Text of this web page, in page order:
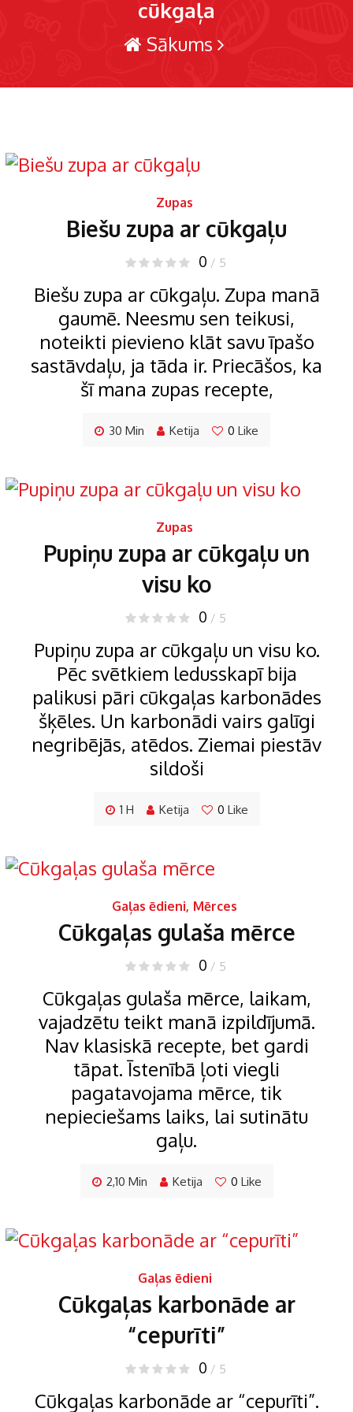
cūkgaļa
Sākums
Zupas
Biešu zupa ar cūkgaļu
0 / 5
Biešu zupa ar cūkgaļu. Zupa manā
gaumē. Neesmu sen teikusi,
noteikti pievieno klāt savu īpašo
sastāvdaļu, ja tāda ir. Priecāšos, ka
šī mana zupas recepte,
30 Min Ketija 0 Like
Zupas
Pupiņu zupa ar cūkgaļu un
visu ko
0 / 5
Pupiņu zupa ar cūkgaļu un visu ko.
Pēc svētkiem ledusskapī bija
palikusi pāri cūkgaļas karbonādes
šķēles. Un karbonādi vairs galīgi
negribējās, atēdos. Ziemai piestāv
sildoši
1 H Ketija 0 Like
Gaļas ēdieni, Mērces
Cūkgaļas gulaša mērce
0 / 5
Cūkgaļas gulaša mērce, laikam,
vajadzētu teikt manā izpildījumā.
Nav klasiskā recepte, bet gardi
tāpat. Īstenībā ļoti viegli
pagatavojama mērce, tik
nepieciešams laiks, lai sutinātu
gaļu.
2,10 Min Ketija 0 Like
Gaļas ēdieni
Cūkgaļas karbonāde ar
“cepurīti”
0 / 5
Cūkgaļas karbonāde ar “cepurīti”.